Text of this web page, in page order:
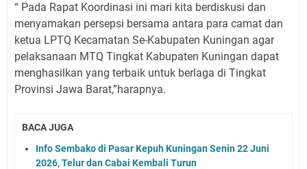
“ Pada Rapat Koordinasi ini mari kita berdiskusi dan
menyamakan persepsi bersama antara para camat dan
ketua LPTQ Kecamatan Se-Kabupaten Kuningan agar
pelaksanaan MTQ Tingkat Kabupaten Kuningan dapat
menghasilkan yang terbaik untuk berlaga di Tingkat
Provinsi Jawa Barat,”harapnya.
BACA JUGA
Info Sembako di Pasar Kepuh Kuningan Senin 22 Juni
2026, Telur dan Cabai Kembali Turun